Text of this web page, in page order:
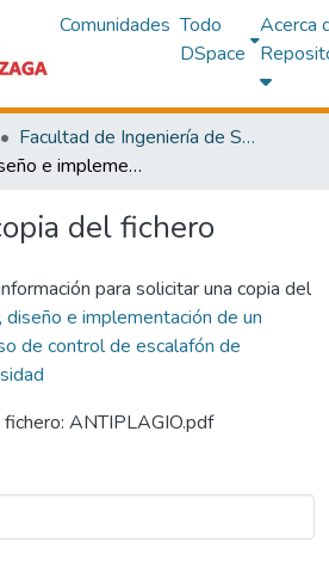
Comunidades Todo
DSpace
Acerca
Facultad de Ingeniería de Sistemas
Análisis, diseño e implementación de un software para el proceso de control de escalafón de docentes de una universidad
del fichero
para solicitar una copia del
diseño e implementación de un
de control de escalafón de
ANTIPLAGIO.pdf